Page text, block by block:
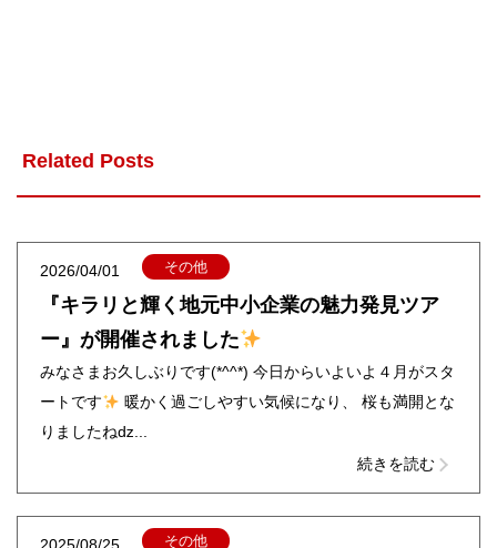
Related Posts
2026/04/01 その他
『キラリと輝く地元中小企業の魅力発見ツア
ー』が開催されました
みなさまお久しぶりです(*^^*) 今日からいよいよ４月がスタ
ートです
暖かく過ごしやすい気候になり、 桜も満開とな
りましたねǳ...
続きを読む
その他